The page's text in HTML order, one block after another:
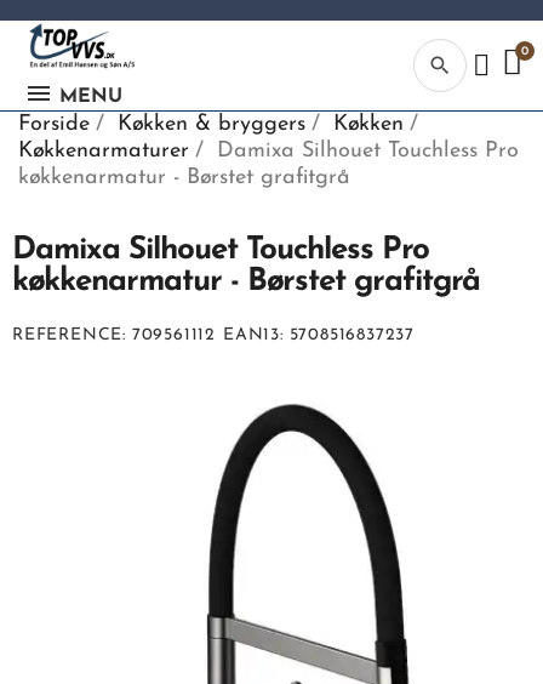
MENU
search
Forside Køkken & bryggers
Køkken
Køkkenarmaturer
Damixa Silhouet Touchless Pro
køkkenarmatur - Børstet grafitgrå
Damixa Silhouet Touchless Pro
køkkenarmatur - Børstet grafitgrå
REFERENCE 709561112 EAN13 5708516837237